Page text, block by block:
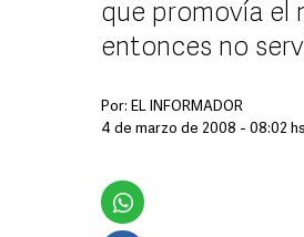
que promovía el
entonces no
Por: EL INFORMADOR
4 de marzo de 2008 - 08:02 hs